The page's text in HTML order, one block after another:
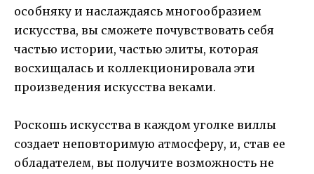
особняку и наслаждаясь многообразием
искусства, вы сможете почувствовать себя
частью истории, частью элиты, которая
восхищалась и коллекционировала эти
произведения искусства веками.
Роскошь искусства в каждом уголке виллы
создает неповторимую атмосферу, и, став ее
обладателем, вы получите возможность не